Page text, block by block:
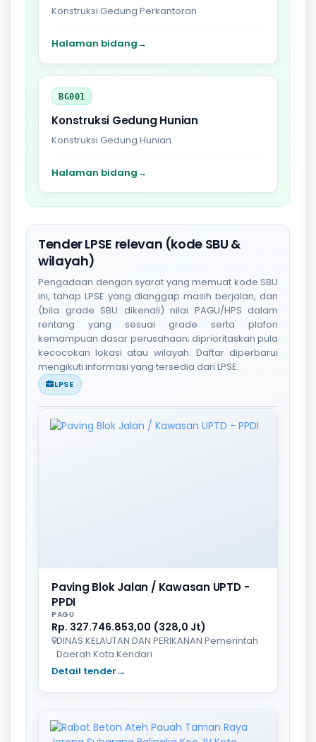
Konstruksi Gedung Perkantoran
Halaman bidang→
BG001
Konstruksi Gedung Hunian
Konstruksi Gedung Hunian
Halaman bidang→
Tender LPSE relevan (kode SBU &
wilayah)
Pengadaan dengan syarat yang memuat kode SBU
ini, tahap LPSE yang dianggap masih berjalan, dan
(bila grade SBU dikenali) nilai PAGU/HPS dalam
rentang yang sesuai grade serta plafon
kemampuan dasar perusahaan; diprioritaskan pula
kecocokan lokasi atau wilayah. Daftar diperbarui
mengikuti informasi yang tersedia dari LPSE.
LPSE
Paving Blok Jalan / Kawasan UPTD -
PPDI
PAGU
Rp. 327.746.853,00 (328,0 Jt)
DINAS KELAUTAN DAN PERIKANAN Pemerintah
Daerah Kota Kendari
Detail tender→